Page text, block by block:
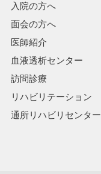
入院の方へ
面会の方へ
医師紹介
血液透析センター
訪問診療
リハビリテーション
通所リハビリセンター